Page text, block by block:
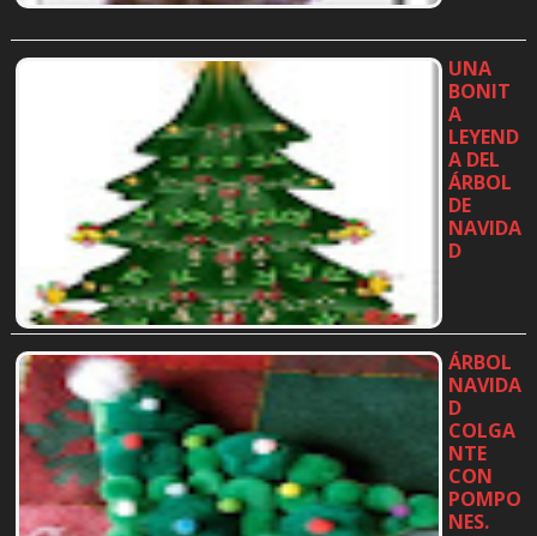
UNA
BONIT
A
LEYEND
A DEL
ÁRBOL
DE
NAVIDA
D
ÁRBOL
NAVIDA
D
COLGA
NTE
CON
POMPO
NES.